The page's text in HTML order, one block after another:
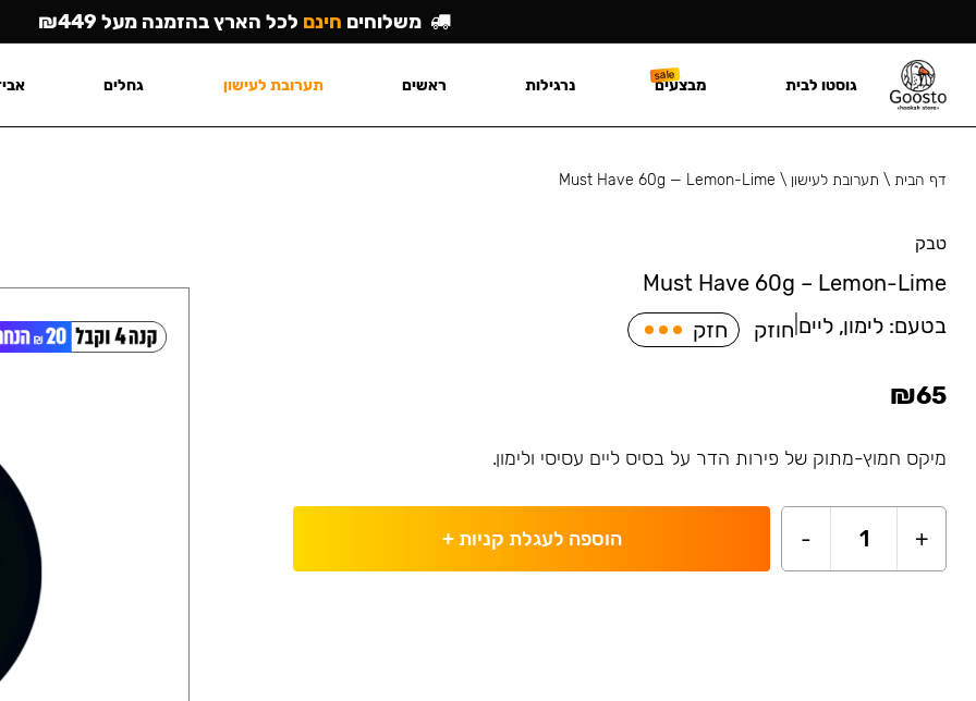
דף הבית\ תערובת לעישון \
Must Have 60g — Lemon-Lime
טבק
Must Have 60g – Lemon-Lime
בטעם: לימון, ליים חוזק חזק
₪65
מיקס חמוץ-מתוק של פירות הדר על בסיס ליים עסיסי ולימון.
+
1
- הוספה לעגלת קניות+
משלוחים חינם לכל הארץ בהזמנה מעל ₪449
גוסטו לבית מבצעים נרגילות ראשים תערובת לעישון גחלים